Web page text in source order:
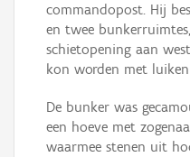
commandopost. Hij
en twee
schietopening aan
kon worden met
De bunker was
een hoeve met
waarmee stenen uit